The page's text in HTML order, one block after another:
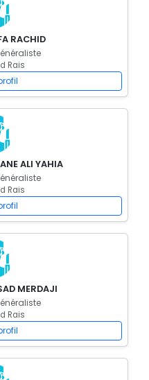
RACHID
Rais
ALI YAHIA
Rais
MERDAJI
Rais